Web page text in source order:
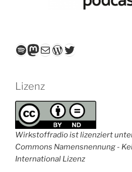
Spotify
Mastodon
E-MailWordPress
Twitter
Lizenz
Wirkstoffradio ist lizenziert
Commons Namensnennung -
International Lizenz